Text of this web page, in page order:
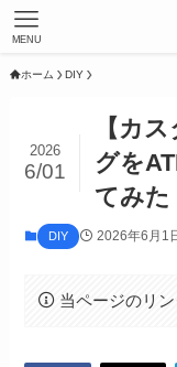
MENU
ホーム DIY
【カ
グを
てみた
2026
6/01
DIY 2026年6月1
当ページのリ